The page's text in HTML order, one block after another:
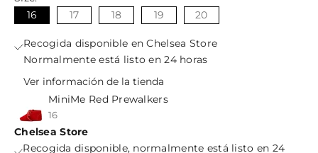
16
17 18 19 20
Recogida disponible en Chelsea Store
Normalmente está listo en 24 horas
Ver información de la tienda
MiniMe Red Prewalkers
16
Chelsea Store
Recogida disponible, normalmente está listo en 24